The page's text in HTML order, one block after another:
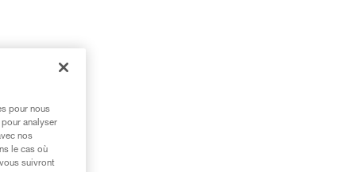
pour nous
analyser
nos
le cas où
suivront